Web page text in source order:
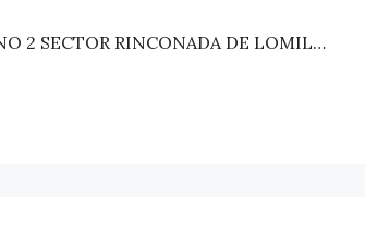
TERRENO 2 SECTOR RINCONADA DE LOMILLAS – SAN CLEMENTE